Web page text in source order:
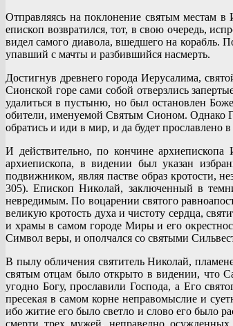
Отправляясь на поклонение святым местам
епископ возвратился, тот, в свою очередь,
видел самого диавола, вшедшего на корабль.
упавший с мачты и разбившийся насмерть.
Достигнув древнего города Иерусалима,
Сионской горе сами собой отверзлись
удалиться в пустыню, но был остановлен
обители, именуемой Святым Сионом. Однако
обратись и иди в мир, и да будет прославлено
И действительно, по кончине
архиепископа, в видении был указан
подвижником, являя пастве образ кротости,
305). Епископ Николай, заключенный в
невредимым. По воцарении святого
великую кротость духа и чистоту сердца,
и храмы в самом городе Миры и его
Символ веры, и ополчался со святыми
В пылу обличения святитель Николай,
святым отцам было открыто в видении, что
угодно Богу, прославили Господа, а Его
пресекая в самом корне неправомыслие и
ибо житие его было светло и слово его было
смерти трех мужей, неправедно